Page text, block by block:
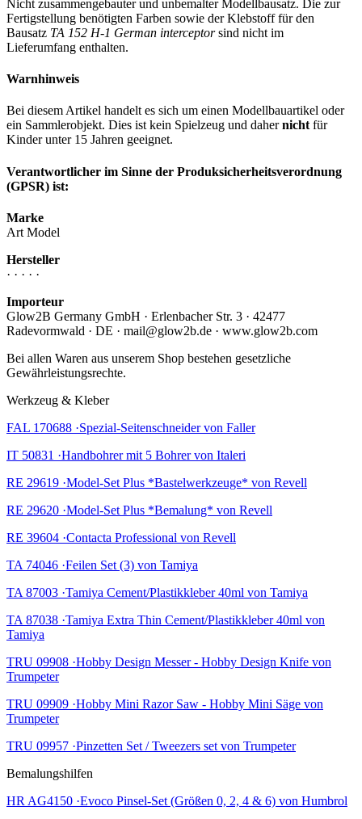
Nicht zusammengebauter und unbemalter Modellbausatz. Die zur
Fertigstellung benötigten Farben sowie der Klebstoff für den
Bausatz TA 152 H-1 German interceptorsind nicht im
Lieferumfang enthalten.
Warnhinweis
Bei diesem Artikel handelt es sich um einen Modellbauartikel oder
ein Sammlerobjekt. Dies ist kein Spielzeug und dahernicht für
Kinder unter 15 Jahren geeignet.
Verantwortlicher im Sinne der Produksicherheitsverordnung
(GPSR) ist:
Marke
Art Model
Hersteller
· · · · ·
Importeur
Glow2B Germany GmbH · Erlenbacher Str. 3 · 42477
Radevormwald · DE · mail@glow2b.de · www.glow2b.com
Bei allen Waren aus unserem Shop bestehen gesetzliche
Gewährleistungsrechte.
Werkzeug & Kleber
FAL 170688 ·Spezial-Seitenschneider von Faller
IT 50831 ·Handbohrer mit 5 Bohrer von Italeri
RE 29619 ·Model-Set Plus *Bastelwerkzeuge* von Revell
RE 29620 ·Model-Set Plus *Bemalung* von Revell
RE 39604 ·Contacta Professional von Revell
TA 74046 ·Feilen Set (3) von Tamiya
TA 87003 ·Tamiya Cement/Plastikkleber 40ml von Tamiya
TA 87038 ·Tamiya Extra Thin Cement/Plastikkleber 40ml von
Tamiya
TRU 09908 ·Hobby Design Messer - Hobby Design Knife von
Trumpeter
TRU 09909 ·Hobby Mini Razor Saw - Hobby Mini Säge von
Trumpeter
TRU 09957 ·Pinzetten Set / Tweezers set von Trumpeter
Bemalungshilfen
HR AG4150 ·Evoco Pinsel-Set (Größen 0, 2, 4 & 6) von Humbrol